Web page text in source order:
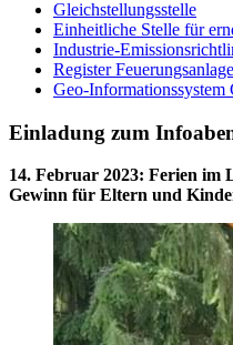
Gleichstellungsstelle
Einheitliche Stelle für
Industrie-
Register
Geo-Informationssystem
Einladung zum
14. Februar 2023: Ferien im
Gewinn für Eltern und